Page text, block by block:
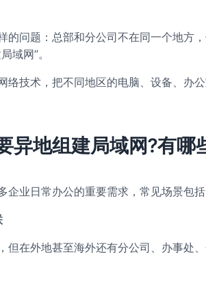
的问题：总部和分公司不在同一个地方
域网”。
络技术，把不同地区的电脑、设备、办
异地组建局域网?有哪
企业日常办公的重要需求，常见场景包括
但在外地甚至海外还有分公司、办事处